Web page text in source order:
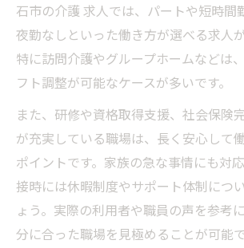
石市の介護 求人では、パートや短時間
夜勤なしといった働き方が選べる求人
特に訪問介護やグループホームなどは
フト調整が可能なケースが多いです。
また、研修や資格取得支援、社会保険
が充実している職場は、長く安心して
ポイントです。家族の急な事情にも対
接時には休暇制度やサポート体制につ
ょう。実際の利用者や職員の声を参考
分に合った職場を見極めることが可能で